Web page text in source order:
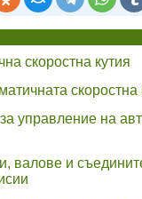
скоростна кутия
скоростна
управление на
валове и